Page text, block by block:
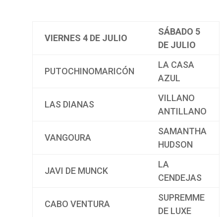
VIERNES 4 DE JULIO
SÁBADO 5
DE JULIO
PUTOCHINOMARICÓN
LA CASA
AZUL
LAS DIANAS
VILLANO
ANTILLANO
VANGOURA
SAMANTHA
HUDSON
JAVI DE MUNCK
LA
CENDEJAS
CABO VENTURA
SUPREMME
DE LUXE